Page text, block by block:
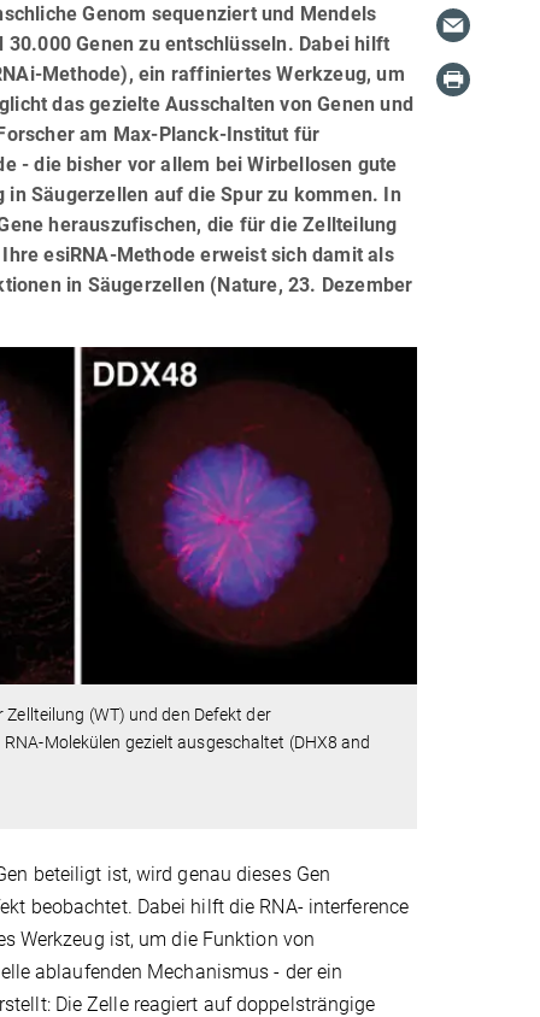
Genom sequenziert und Mendels
Genen zu entschlüsseln. Dabei hilft
Methode), ein raffiniertes Werkzeug, um
das gezielte Ausschalten von Genen und
am Max-Planck-Institut für
- die bisher vor allem bei Wirbellosen gute
Säugerzellen auf die Spur zu kommen. In
herauszufischen, die für die Zellteilung
esiRNA-Methode erweist sich damit als
in Säugerzellen (Nature, 23. Dezember
(WT) und den Defekt der
Molekülen gezielt ausgeschaltet (DHX8 and
beteiligt ist, wird genau dieses Gen
beobachtet. Dabei hilft die RNA- interference
Werkzeug ist, um die Funktion von
ablaufenden Mechanismus - der ein
Die Zelle reagiert auf doppelsträngige